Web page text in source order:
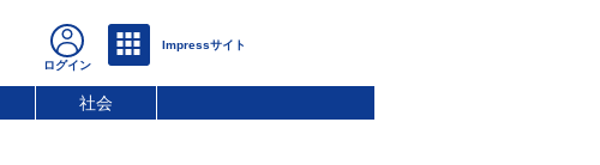
社会